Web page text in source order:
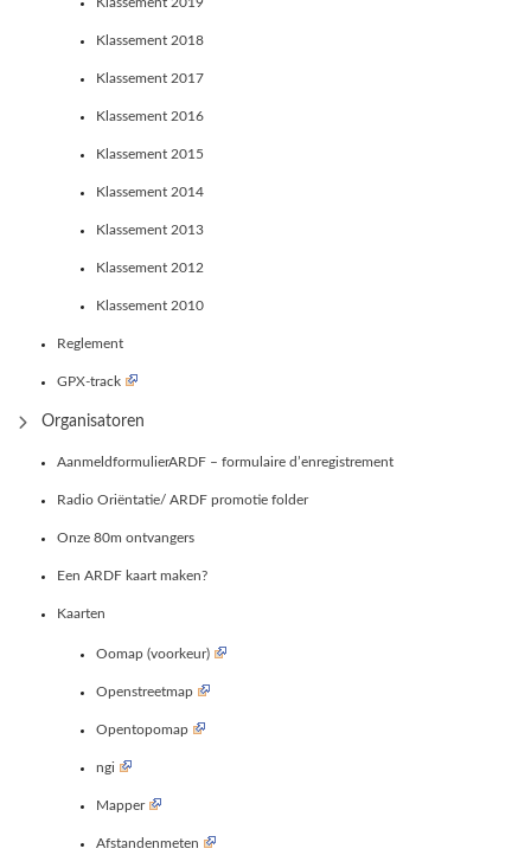
Klassement 2018
Klassement 2017
Klassement 2016
Klassement 2015
Klassement 2014
Klassement 2013
Klassement 2012
Klassement 2010
Reglement
GPX-track
Organisatoren
AanmeldformulierARDF – formulaire d’enregistrement
Radio Oriëntatie/ ARDF promotie folder
Onze 80m ontvangers
Een ARDF kaart maken?
Kaarten
Oomap (voorkeur)
Openstreetmap
Opentopomap
ngi
Mapper
Afstandenmeten